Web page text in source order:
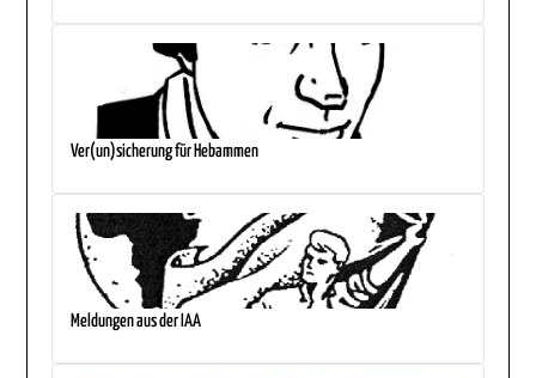
Ver(un)sicherung für Hebammen
Meldungen aus der IAA